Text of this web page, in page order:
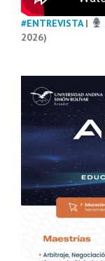
#ENTREVISTA|
2026)